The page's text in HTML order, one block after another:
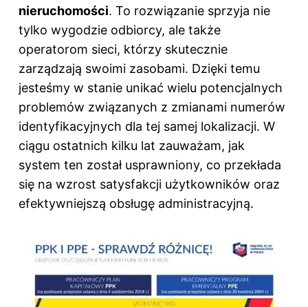
nieruchomości. To rozwiązanie sprzyja nie
tylko wygodzie odbiorcy, ale także
operatorom sieci, którzy skutecznie
zarządzają swoimi zasobami. Dzięki temu
jesteśmy w stanie unikać wielu potencjalnych
problemów związanych z zmianami numerów
identyfikacyjnych dla tej samej lokalizacji. W
ciągu ostatnich kilku lat zauważam, jak
system ten został usprawniony, co przekłada
się na wzrost satysfakcji użytkowników oraz
efektywniejszą obsługę administracyjną.